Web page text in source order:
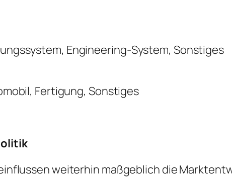
Engineering-System, Sonstiges
Fertigung, Sonstiges
weiterhin maßgeblich die